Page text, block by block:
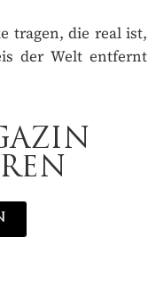
tragen, die real ist,
der Welt entfernt